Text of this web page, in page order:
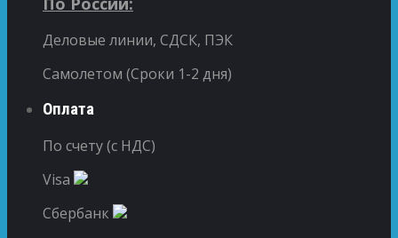
Деловые линии, СДСК, ПЭК
Самолетом (Сроки 1-2 дня)
Оплата
По счету (с НДС)
Visa
Сбербанк